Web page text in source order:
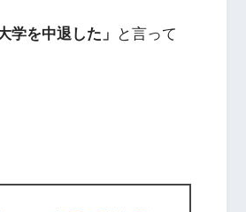
学を中退した」 と言って